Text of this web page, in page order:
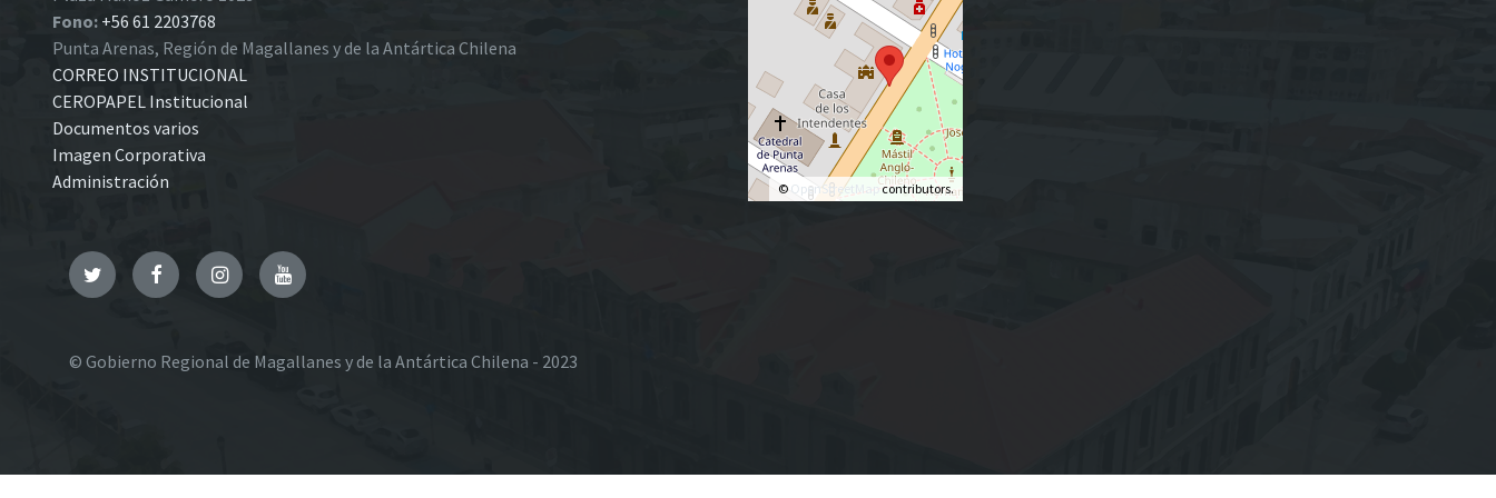
Fono: +56 61 2203768
Punta Arenas, Región de Magallanes y de la Antártica Chilena
CORREO INSTITUCIONAL
CEROPAPEL Institucional
Documentos varios
Imagen Corporativa
Administración
© OpenStreetMapcontributors.
TwitterFacebookInstagramYouTube
© Gobierno Regional de Magallanes y de la Antártica Chilena - 2023